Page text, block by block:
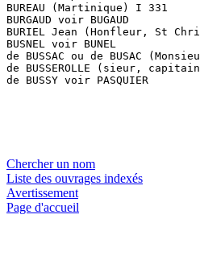
Chercher un nom
Liste des ouvrages indexés
Avertissement
Page d'accueil